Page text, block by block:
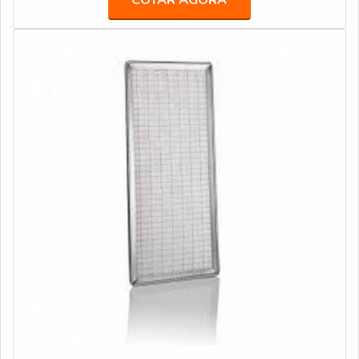
e soluções em filtração, purificação, tratamento e reuso
seu objetivo primário.MAIS DETALHES SOBRE O
PROCESSOAntes do início do tratamento e por
de beneficiar a água, a avaliação sobre as suas condições
é extremamente importante e permite que outras
substâncias contaminantes sejam identificadas, como:
Excesso de turbidez; Presença de sais; Taxas excessivas
de barro ou areia.Os filtros mais utilizados para o
tratamento de água com excesso de ferro são
fabricados em diferentes tamanhos, modelos e
materiais. Seu uso é definido pelo tipo de estrutura que
será montada para a filtragem, a exemplo dos poços
artesianos que demandam de equipamentos mais
robustos, produzidos em aço inox resistente e que
possuam alta vazão de litros por hora.Outros elementos
fundamentais na composição da estrutura de tratamento
de água com excesso de ferro é a resina ou zeolita, que